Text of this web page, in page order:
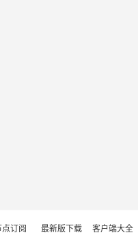
点订阅 最新版下载 客户端大全